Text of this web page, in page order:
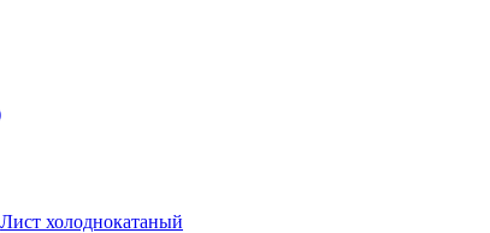
Лист холоднокатаный